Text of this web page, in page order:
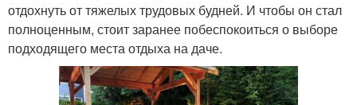
отдохнуть от тяжелых трудовых будней. И чтобы он стал
полноценным, стоит заранее побеспокоиться о выборе
подходящего места отдыха на даче.